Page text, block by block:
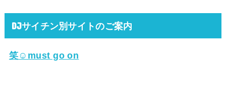
DJサイチン別サイトのご案内
笑☺must go on